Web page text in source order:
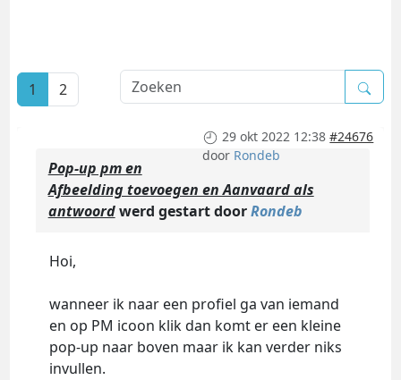
1 2
29 okt 2022 12:38 #24676
door Rondeb
Pop-up pm en
Afbeelding toevoegen en Aanvaard als
antwoordwerd gestart doorRondeb
Hoi,
wanneer ik naar een profiel ga van iemand
en op PM icoon klik dan komt er een kleine
pop-up naar boven maar ik kan verder niks
invullen.